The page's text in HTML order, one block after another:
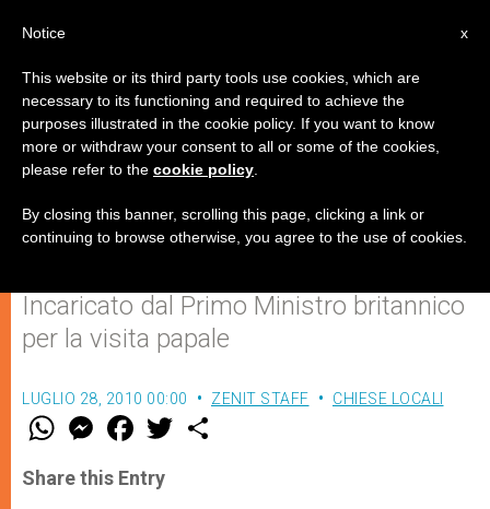
Il viaggio del Papa in Gran
Bretagna sarà un successo,
afferma Lord Patten
Incaricato dal Primo Ministro britannico
per la visita papale
LUGLIO 28, 2010 00:00 ZENIT STAFF CHIESE LOCALI
W
t
s
M
e
s
e
F
a
e
b
w
Share this Entry
x
Notice
This website or its third party tools use cookies, which are
necessary to its functioning and required to achieve the
purposes illustrated in the cookie policy. If you want to know
more or withdraw your consent to all or some of the cookies,
please refer to the cookie policy
By closing this banner, scrolling this page, clicking a link or
continuing to browse otherwise, you agree to the use of cookies.